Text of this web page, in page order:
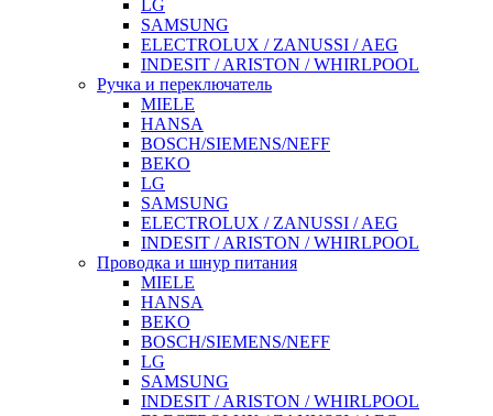
LG
SAMSUNG
ELECTROLUX / ZANUSSI / AEG
INDESIT / ARISTON / WHIRLPOOL
Ручка и переключатель
MIELE
HANSA
BOSCH/SIEMENS/NEFF
BEKO
LG
SAMSUNG
ELECTROLUX / ZANUSSI / AEG
INDESIT / ARISTON / WHIRLPOOL
Проводка и шнур питания
MIELE
HANSA
BEKO
BOSCH/SIEMENS/NEFF
LG
SAMSUNG
INDESIT / ARISTON / WHIRLPOOL